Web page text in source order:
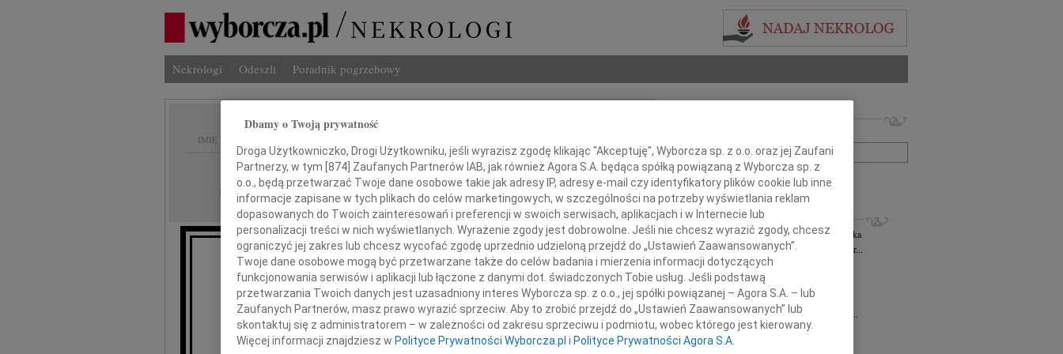
Nekrologi Odeszli Poradnik pogrzebowy
IMIĘ I NAZWISKO:
REGION: cała Polska
DATA EMISJI: 24.09.2009
Z głębokim żalem przyjęliśmy wiadomość o śmierci
prof. dr. hab. n. med.
Szukaj nekrologów i wspomnień
+ szukanie zaawansowane
INNE NEKROLOGI
Małgorzata Kościelska06.08.2026cała Polska
Z głębokim smutkiem żegnam Panią Profesor...
Marta Rytel31.07.2026
Z głębokim żalem w sercu żegnamy naszą...
Stanisław Gomułka 27.07.2026cała Polska
Z głębokim żalem przyjęliśmy wiadomość o...
Adam Pilecki 17.07.2026cała Polska
Zarząd Podkarpackiego Stowarzyszenia...
Dbamy o Twoją prywatność
Droga Użytkowniczko, Drogi Użytkowniku, jeśli wyrazisz zgodę klikając "Akceptuję", Wyborcza sp. z o.o. oraz jej Zaufani
Partnerzy, w tym [ 874 ] Zaufanych Partnerów IAB, jak również Agora S.A. będąca spółką powiązaną z Wyborcza sp. z
o.o., będą przetwarzać Twoje dane osobowe takie jak adresy IP, adresy e-mail czy identyfikatory plików cookie lub inne
informacje zapisane w tych plikach do celów marketingowych, w szczególności na potrzeby wyświetlania reklam
dopasowanych do Twoich zainteresowań i preferencji w swoich serwisach, aplikacjach i w Internecie lub
personalizacji treści w nich wyświetlanych. Wyrażenie zgody jest dobrowolne. Jeśli nie chcesz wyrazić zgody, chcesz
ograniczyć jej zakres lub chcesz wycofać zgodę uprzednio udzieloną przejdź do „Ustawień Zaawansowanych”.
Twoje dane osobowe mogą być przetwarzane także do celów badania i mierzenia informacji dotyczących
funkcjonowania serwisów i aplikacji lub łączone z danymi dot. świadczonych Tobie usług. Jeśli podstawą
przetwarzania Twoich danych jest uzasadniony interes Wyborcza sp. z o.o., jej spółki powiązanej – Agora S.A. – lub
Zaufanych Partnerów, masz prawo wyrazić sprzeciw. Aby to zrobić przejdź do „Ustawień Zaawansowanych” lub
skontaktuj się z administratorem – w zależności od zakresu sprzeciwu i podmiotu, wobec którego jest kierowany.
Więcej informacji znajdziesz w Polityce Prywatności Wyborcza.pl i Polityce Prywatności Agora S.A.